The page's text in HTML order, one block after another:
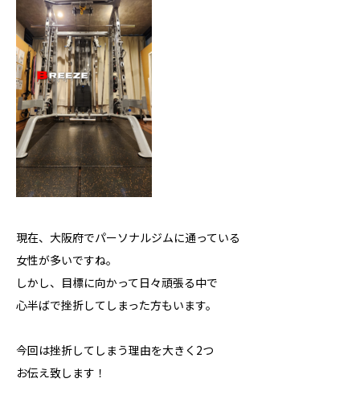
現在、大阪府でパーソナルジムに通っている
女性が多いですね。
しかし、目標に向かって日々頑張る中で
心半ばで挫折してしまった方もいます。
今回は挫折してしまう理由を大きく2つ
お伝え致します！